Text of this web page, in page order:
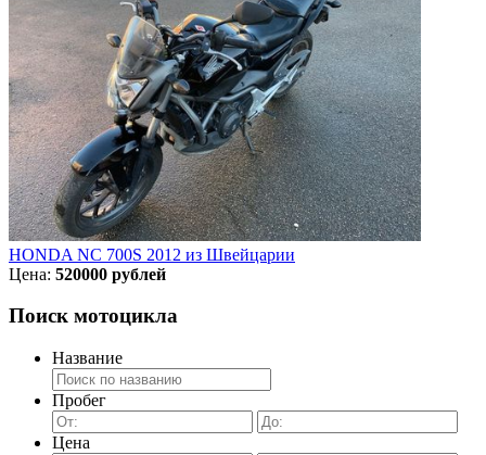
HONDA NC 700S 2012 из Швейцарии
Цена: 520000 рублей
Поиск мотоцикла
Название
Пробег
Цена